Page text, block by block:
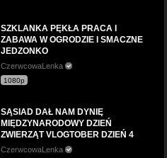
SZKLANKA PĘKŁA PRACA I
ZABAWA W OGRODZIE I SMACZNE
JEDZONKO
CzerwcowaLenka
1080p
SĄSIAD DAŁ NAM DYNIĘ
MIĘDZYNARODOWY DZIEŃ
ZWIERZĄT VLOGTOBER DZIEŃ 4
CzerwcowaLenka